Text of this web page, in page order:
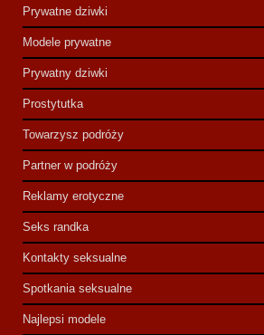
Prywatne dziwki
Modele prywatne
Prywatny dziwki
Prostytutka
Towarzysz podróży
Partner w podróży
Reklamy erotyczne
Seks randka
Kontakty seksualne
Spotkania seksualne
Najlepsi modele